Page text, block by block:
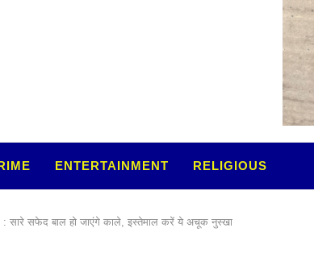
ENTERTAINMENT RELIGIOUS
सफेद बाल हो जाएंगे काले, इस्तेमाल करें ये अचूक नुस्खा